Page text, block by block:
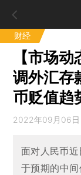
财经
【市场
调外汇存
币贬值趋
2022年09月06日
面对人民币
于预期的中